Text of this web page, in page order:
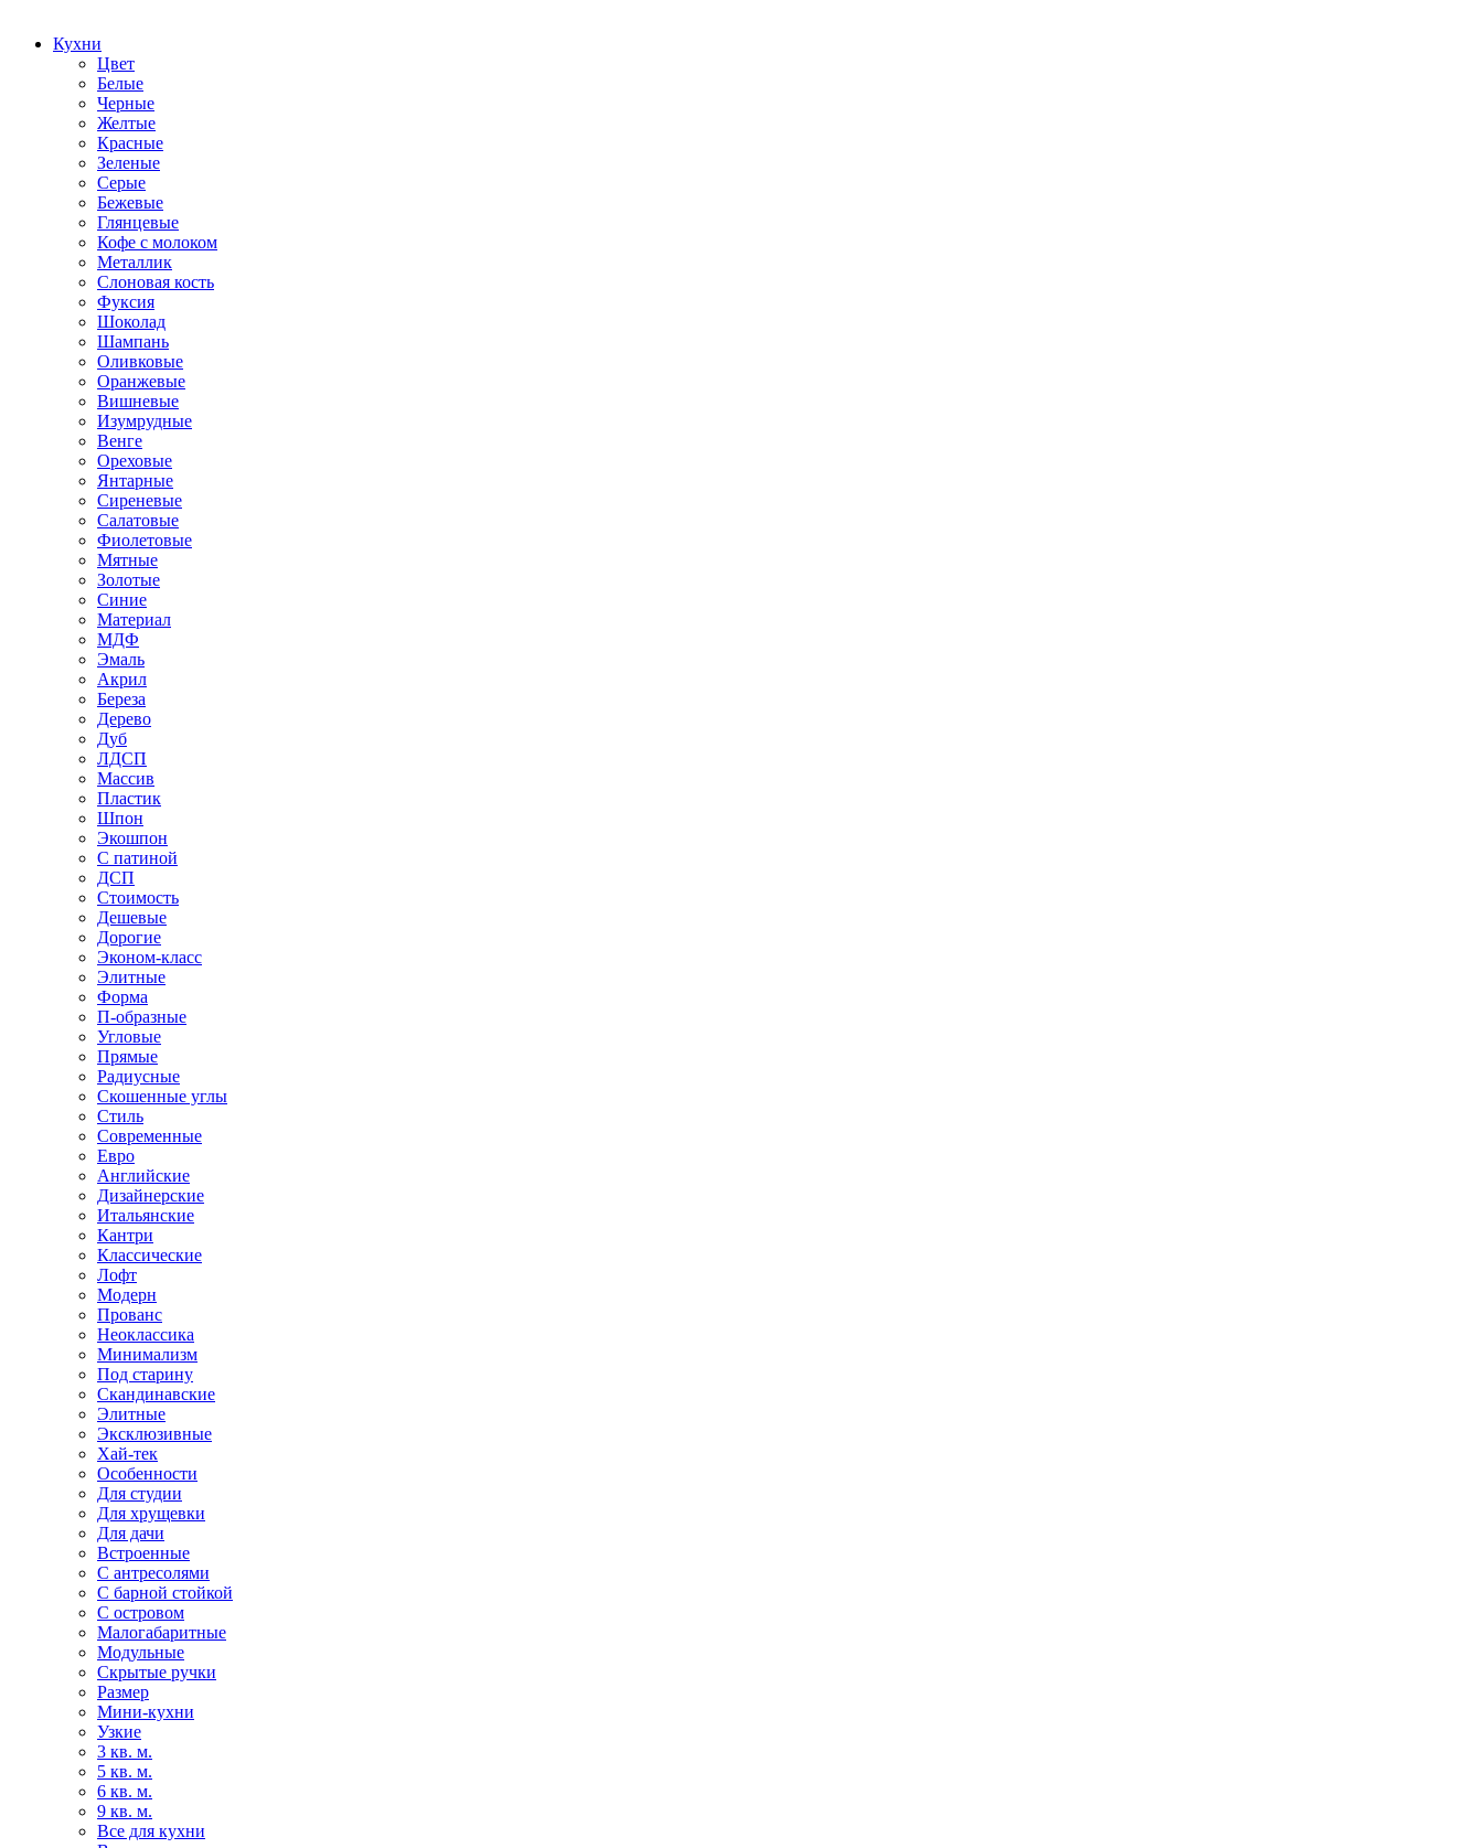
Кухни
Цвет
Белые
Черные
Желтые
Красные
Зеленые
Серые
Бежевые
Глянцевые
Кофе с молоком
Металлик
Слоновая кость
Фуксия
Шоколад
Шампань
Оливковые
Оранжевые
Вишневые
Изумрудные
Венге
Ореховые
Янтарные
Сиреневые
Салатовые
Фиолетовые
Мятные
Золотые
Синие
Материал
МДФ
Эмаль
Акрил
Береза
Дерево
Дуб
ЛДСП
Массив
Пластик
Шпон
Экошпон
С патиной
ДСП
Стоимость
Дешевые
Дорогие
Эконом-класс
Элитные
Форма
П-образные
Угловые
Прямые
Радиусные
Скошенные углы
Стиль
Современные
Евро
Английские
Дизайнерские
Итальянские
Кантри
Классические
Лофт
Модерн
Прованс
Неоклассика
Минимализм
Под старину
Скандинавские
Элитные
Эксклюзивные
Хай-тек
Особенности
Для студии
Для хрущевки
Для дачи
Встроенные
С антресолями
С барной стойкой
С островом
Малогабаритные
Модульные
Скрытые ручки
Размер
Мини-кухни
Узкие
3 кв. м.
5 кв. м.
6 кв. м.
9 кв. м.
Все для кухни